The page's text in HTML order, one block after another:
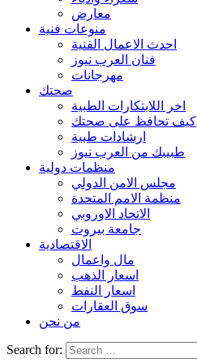
معارض
منوعات فنية
احدث الاعمال الفنية
فنان العرب نيوز
مهرجانات
صحتك
اخر اللابتكارات الطبية
كيف تحافظ على صحتك
ارشادات طبية
طبيبك من العرب نيوز
منظمات دولية
مجلس الامن الدولي
منظمة الامم المتحدة
الاتحاد الاوروبي
جامعة بيروت
الاقتصادية
مال واعمال
اسعار الذهب
اسعار النفط
سوق العقارات
من نحن
Search for: